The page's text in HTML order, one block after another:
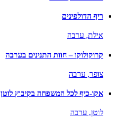
ריף הדולפינים
אילת, ערבה
קרוקולוקו – חוות התנינים בערבה
צופר, ערבה
אקו-כיף לכל המשפחה בקיבוץ לוטן
לוטן, ערבה